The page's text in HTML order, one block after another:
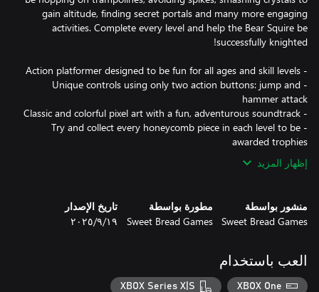
gain altitude, finding secret portals and many more engaging
activities. Complete every level and help the Bear Squire be
- Unique controls using only two action buttons: jump and
- Try and collect every honeycomb piece in each level to be
awarded trophies
إظهار المزيد
منشور بواسطة
Sweet Bread Games
مطورة بواسطة
Sweet Bread Games
تاريخ الإصدار
١٩‏/٩‏/٢٠٢٥
العب باستخدام
XBOX One
XBOX Series X|S